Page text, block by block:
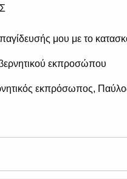
μου με το
εκπροσώπου
εκπρόσωπος,